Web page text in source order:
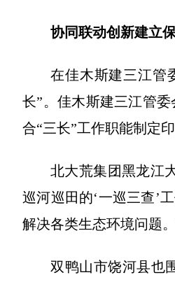
协同联动创新建立
在佳木斯建三江管
长”。佳木斯建三江管
合“三长”工作职能制定
北大荒集团黑龙江
巡河巡田的‘一巡三查’
解决各类生态环境问题
双鸭山市饶河县也